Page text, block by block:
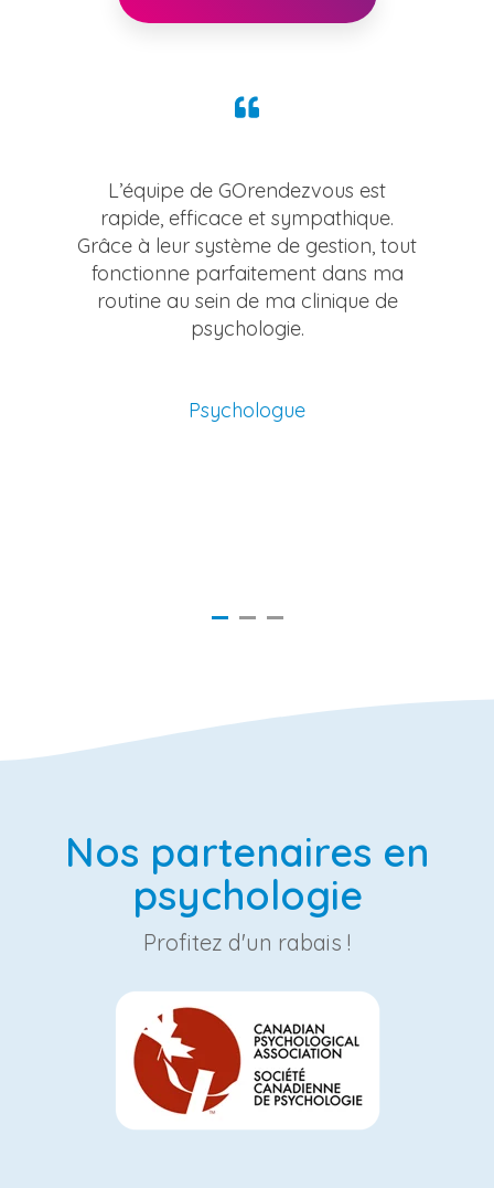
L’équipe de GOrendezvous est
rapide, efficace et sympathique.
Grâce à leur système de gestion, tout
fonctionne parfaitement dans ma
routine au sein de ma clinique de
psychologie.
Psychologue
Nos partenaires en
psychologie
Profitez d'un rabais !